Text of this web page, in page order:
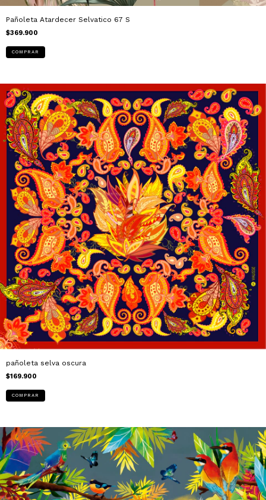
Pañoleta Atardecer Selvatico 67 S
$369.900
pañoleta selva oscura
$169.900